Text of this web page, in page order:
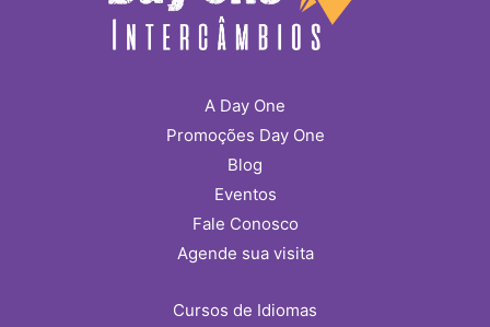
A Day One
Promoções Day One
Blog
Eventos
Fale Conosco
Agende sua visita
Cursos de Idiomas